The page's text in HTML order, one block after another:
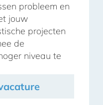
probleem en
jouw
projecten
de
niveau te